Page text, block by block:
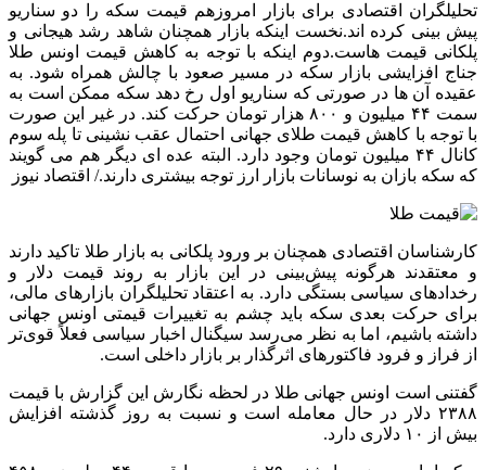
تحلیلگران اقتصادی برای بازار امروزهم قیمت سکه را دو سناریو
پیش بینی کرده اند.نخست اینکه بازار همچنان شاهد رشد هیجانی و
پلکانی قیمت هاست.دوم اینکه با توجه به کاهش قیمت اونس طلا
جناج افزایشی بازار سکه در مسیر صعود با چالش همراه شود. به
عقیده آن ها در صورتی که سناریو اول رخ دهد سکه ممکن است به
سمت ۴۴ میلیون و ۸۰۰ هزار تومان حرکت کند. در غیر این صورت
با توجه با کاهش قیمت طلای جهانی احتمال عقب نشینی تا پله سوم
کانال ۴۴ میلیون تومان وجود دارد. البته عده ای دیگر هم می گویند
که سکه بازان به نوسانات بازار ارز توجه بیشتری دارند./ اقتصاد نیوز
کارشناسان اقتصادی همچنان بر ورود پلکانی به بازار طلا تاکید دارند
و معتقدند هرگونه پیش‌بینی در این بازار به روند قیمت دلار و
رخدادهای سیاسی بستگی دارد. به اعتقاد تحلیلگران بازارهای مالی،
برای حرکت بعدی سکه باید چشم به تغییرات قیمتی اونس جهانی
داشته باشیم، اما به نظر می‌رسد سیگنال اخبار سیاسی فعلاً قوی‌تر
از فراز و فرود فاکتورهای اثرگذار بر بازار داخلی است.
گفتنی است اونس جهانی طلا در لحظه نگارش این گزارش با قیمت
۲۳۸۸ دلار در حال معامله است و نسبت به روز گذشته افزایش
بیش از ۱۰ دلاری دارد.